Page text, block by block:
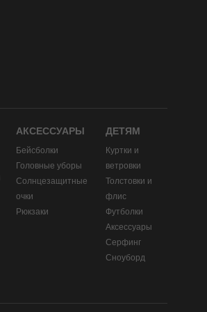
АКСЕССУАРЫ
Бейсболки
Головные уборы
Солнцезащитные
очки
Рюкзаки
ДЕТЯМ
Куртки и
ветровки
Толстовки и
флис
Футболки
Аксессуары
Серфинг
Сноуборд